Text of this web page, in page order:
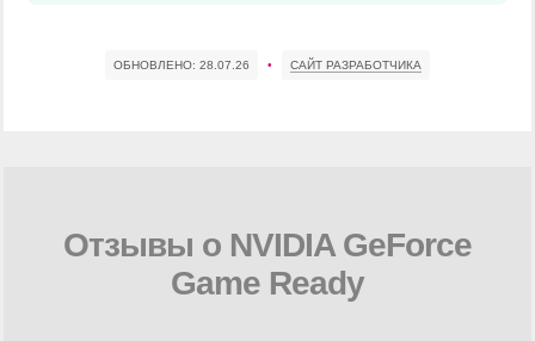
ОБНОВЛЕНО: 28.07.26 • САЙТ РАЗРАБОТЧИКА
Отзывы о NVIDIA GeForce
Game Ready